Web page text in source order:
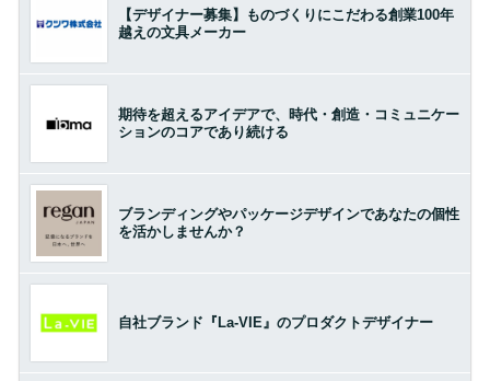
【デザイナー募集】ものづくりにこだわる創業100年
越えの文具メーカー
期待を超えるアイデアで、時代・創造・コミュニケー
ションのコアであり続ける
ブランディングやパッケージデザインであなたの個性
を活かしませんか？
自社ブランド『La-VIE』のプロダクトデザイナー